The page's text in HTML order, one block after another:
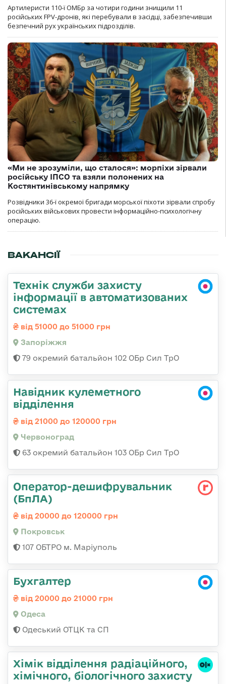
Артилеристи 110-ї ОМБр за чотири години знищили 11
російських FPV-дронів, які перебували в засідці, забезпечивши
безпечний рух українських підрозділів.
«Ми не зрозуміли, що сталося»: морпіхи зірвали
російську ІПСО та взяли полонених на
Костянтинівському напрямку
Розвідники 36-ї окремої бригади морської піхоти зірвали спробу
російських військових провести інформаційно-психологічну
операцію.
ВАКАНСІЇ
Технік служби захисту
інформації в автоматизованих
системах
від 51000 до 51000 грн
Запоріжжя
79 окремий батальйон 102 ОБр Сил ТрО
Навідник кулеметного
відділення
від 21000 до 120000 грн
Червоноград
63 окремий батальйон 103 ОБр Сил ТрО
Оператор-дешифрувальник
(БпЛА)
від 20000 до 120000 грн
Покровськ
107 ОБТРО м. Маріуполь
Бухгалтер
від 20000 до 21000 грн
Одеса
Одеський ОТЦК та СП
Хімік відділення радіаційного,
хімічного, біологічного захисту